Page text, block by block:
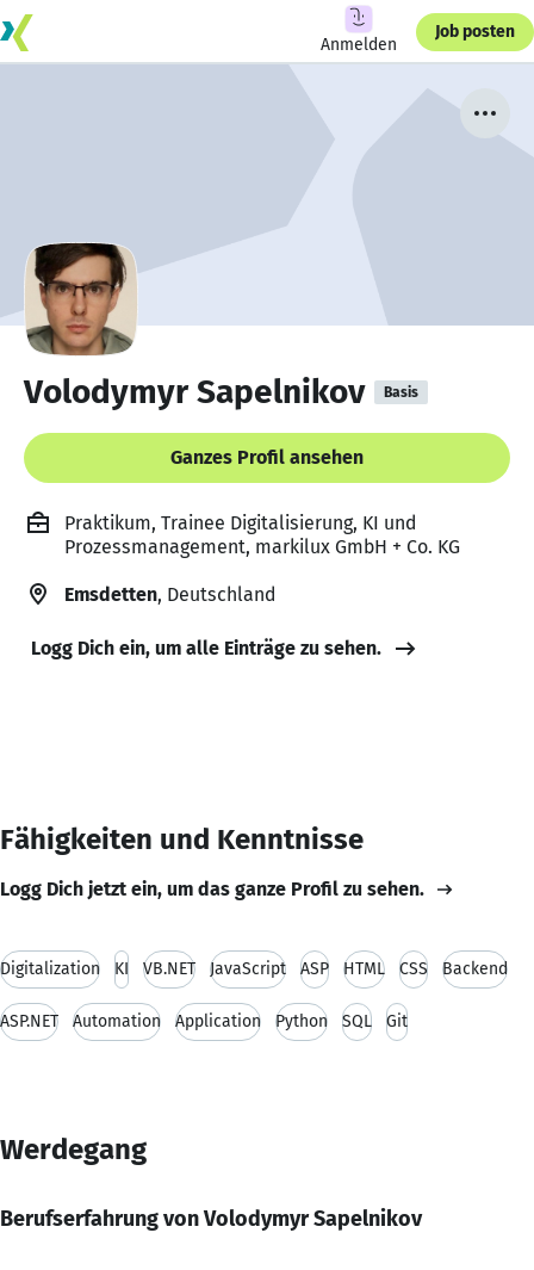
Anmelden
Job posten
Volodymyr Sapelnikov Basis
Ganzes Profil ansehen
Praktikum, Trainee Digitalisierung, KI und
Prozessmanagement, markilux GmbH + Co. KG
Emsdetten, Deutschland
Logg Dich ein, um alle Einträge zu sehen.
Fähigkeiten und Kenntnisse
Logg Dich jetzt ein, um das ganze Profil zu sehen.
Digitalization KI VB.NET JavaScript ASP HTML CSS Backend
ASP.NET Automation Application Python SQL Git
Werdegang
Berufserfahrung von Volodymyr Sapelnikov